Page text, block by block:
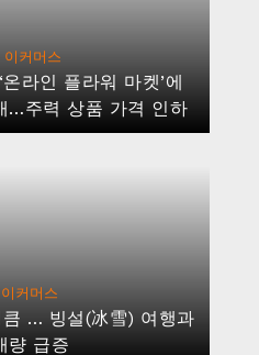
커머스
라인 플라워 마켓’에
…주력 상품 가격 인하
커머스
… 빙설(冰雪) 여행과
량 급증